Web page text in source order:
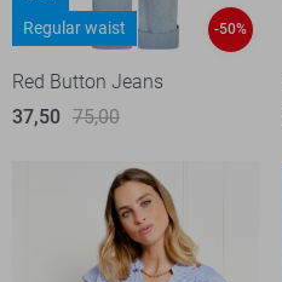
Regular waist
-50%
Red Button Jeans
37,50 75,00